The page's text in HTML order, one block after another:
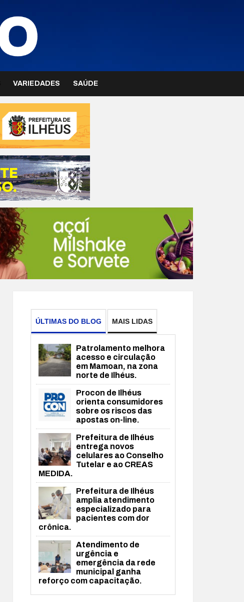
VARIEDADES SAÚDE
ÚLTIMAS DO BLOG MAIS LIDAS
Patrolamento melhora
acesso e circulação
em Mamoan, na zona
norte de Ilhéus.
Procon de Ilhéus
orienta consumidores
sobre os riscos das
apostas on-line.
Prefeitura de Ilhéus
entrega novos
celulares ao Conselho
Tutelar e ao CREAS
MEDIDA.
Prefeitura de Ilhéus
amplia atendimento
especializado para
pacientes com dor
crônica.
Atendimento de
urgência e
emergência da rede
municipal ganha
reforço com capacitação.